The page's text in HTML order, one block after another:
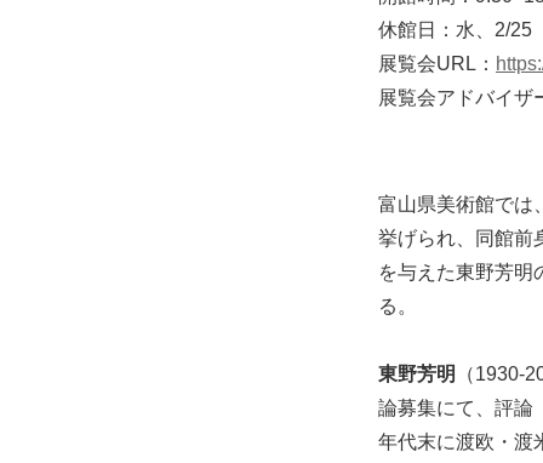
休館日：水、2/25
展覧会URL：
展覧会アドバイザ
富山県美術館では
挙げられ、同館前
を与えた東野芳明
る。
東野芳明
（1930-
論募集にて、評論
年代末に渡欧・渡